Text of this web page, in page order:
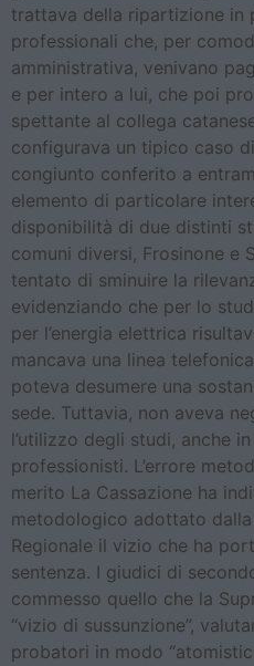
trattava della ripartizione in
professionali che, per
amministrativa, venivano
e per intero a lui, che poi
spettante al collega
configurava un tipico caso
congiunto conferito a
elemento di particolare
disponibilità di due distinti
comuni diversi, Frosinone e
tentato di sminuire la
evidenziando che per lo
per l’energia elettrica
mancava una linea
poteva desumere una
sede. Tuttavia, non aveva
l’utilizzo degli studi, anche
professionisti. L’errore
merito La Cassazione ha
metodologico adottato
Regionale il vizio che ha
sentenza. I giudici di
commesso quello che la
“vizio di sussunzione”,
probatori in modo